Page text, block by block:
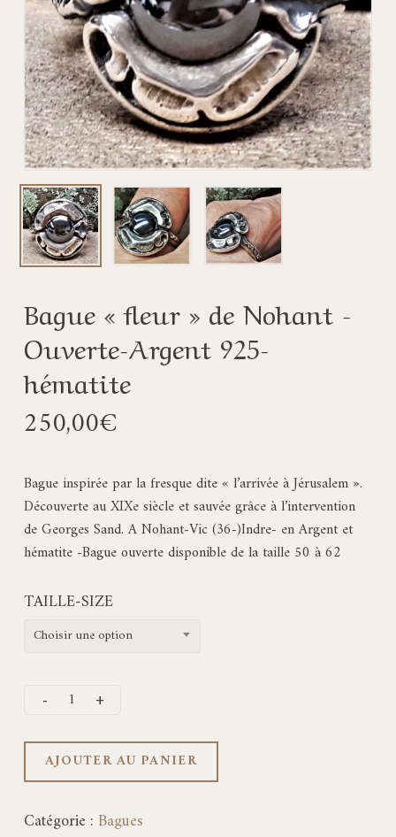
Bague « fleur » de Nohant -
Ouverte-Argent 925-
hématite
250,00€
Bague inspirée par la fresque dite « l’arrivée à Jérusalem ».
Découverte au XIXe siècle et sauvée grâce à l’intervention
de Georges Sand. A Nohant-Vic (36-)Indre- en Argent et
hématite -Bague ouverte disponible de la taille 50 à 62
TAILLE-SIZE
Choisir une option
AJOUTER AU PANIER
Catégorie :Bagues